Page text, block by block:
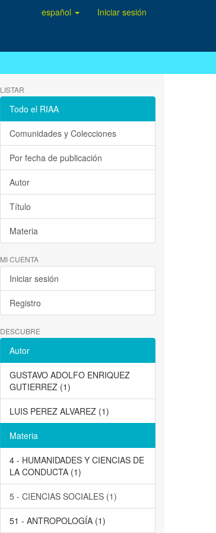
español Iniciar sesión
LISTAR
Todo el RIAA
Comunidades y Colecciones
Por fecha de publicación
Autor
Título
Materia
MI CUENTA
Iniciar sesión
Registro
DESCUBRE
Autor
GUSTAVO ADOLFO ENRIQUEZ
GUTIERREZ (1)
LUIS PEREZ ALVAREZ (1)
Materia
4 - HUMANIDADES Y CIENCIAS DE
LA CONDUCTA (1)
5 - CIENCIAS SOCIALES (1)
51 - ANTROPOLOGÍA (1)